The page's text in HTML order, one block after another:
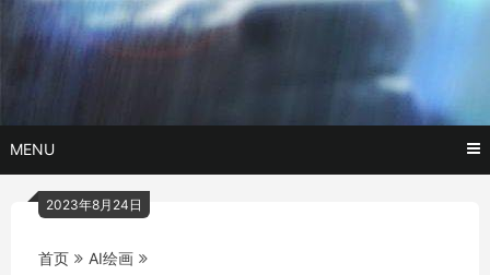
托尼不是
塔克
玩转AI黑科技,AI换脸，AI绘画，AI聊天….
MENU
2023年8月24日
首页 AI绘画